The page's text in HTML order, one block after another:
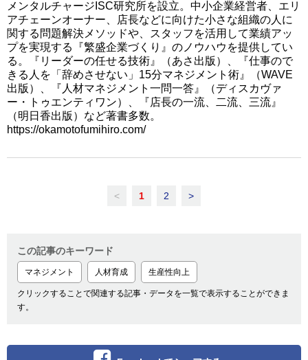
メンタルチャージISC研究所を設立。中小企業経営者、エリ
アチェーンオーナー、店長などに向けた小さな組織の人に
関する問題解決メソッドや、スタッフを活用して業績アッ
プを実現する『繁盛企業づくり』のノウハウを提供してい
る。『リーダーの任せる技術』（あさ出版）、『仕事ので
きる人を「辞めさせない」15分マネジメント術』（WAVE
出版）、『人材マネジメント一問一答』（ディスカヴァ
ー・トゥエンティワン）、『店長の一流、二流、三流』
（明日香出版）など著書多数。
https://okamotofumihiro.com/
< 1 2 >
この記事のキーワード
マネジメント 人材育成 生産性向上
クリックすることで関連する記事・データを一覧で表示することができま
す。